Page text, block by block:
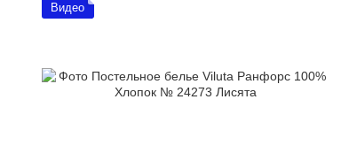
Видео